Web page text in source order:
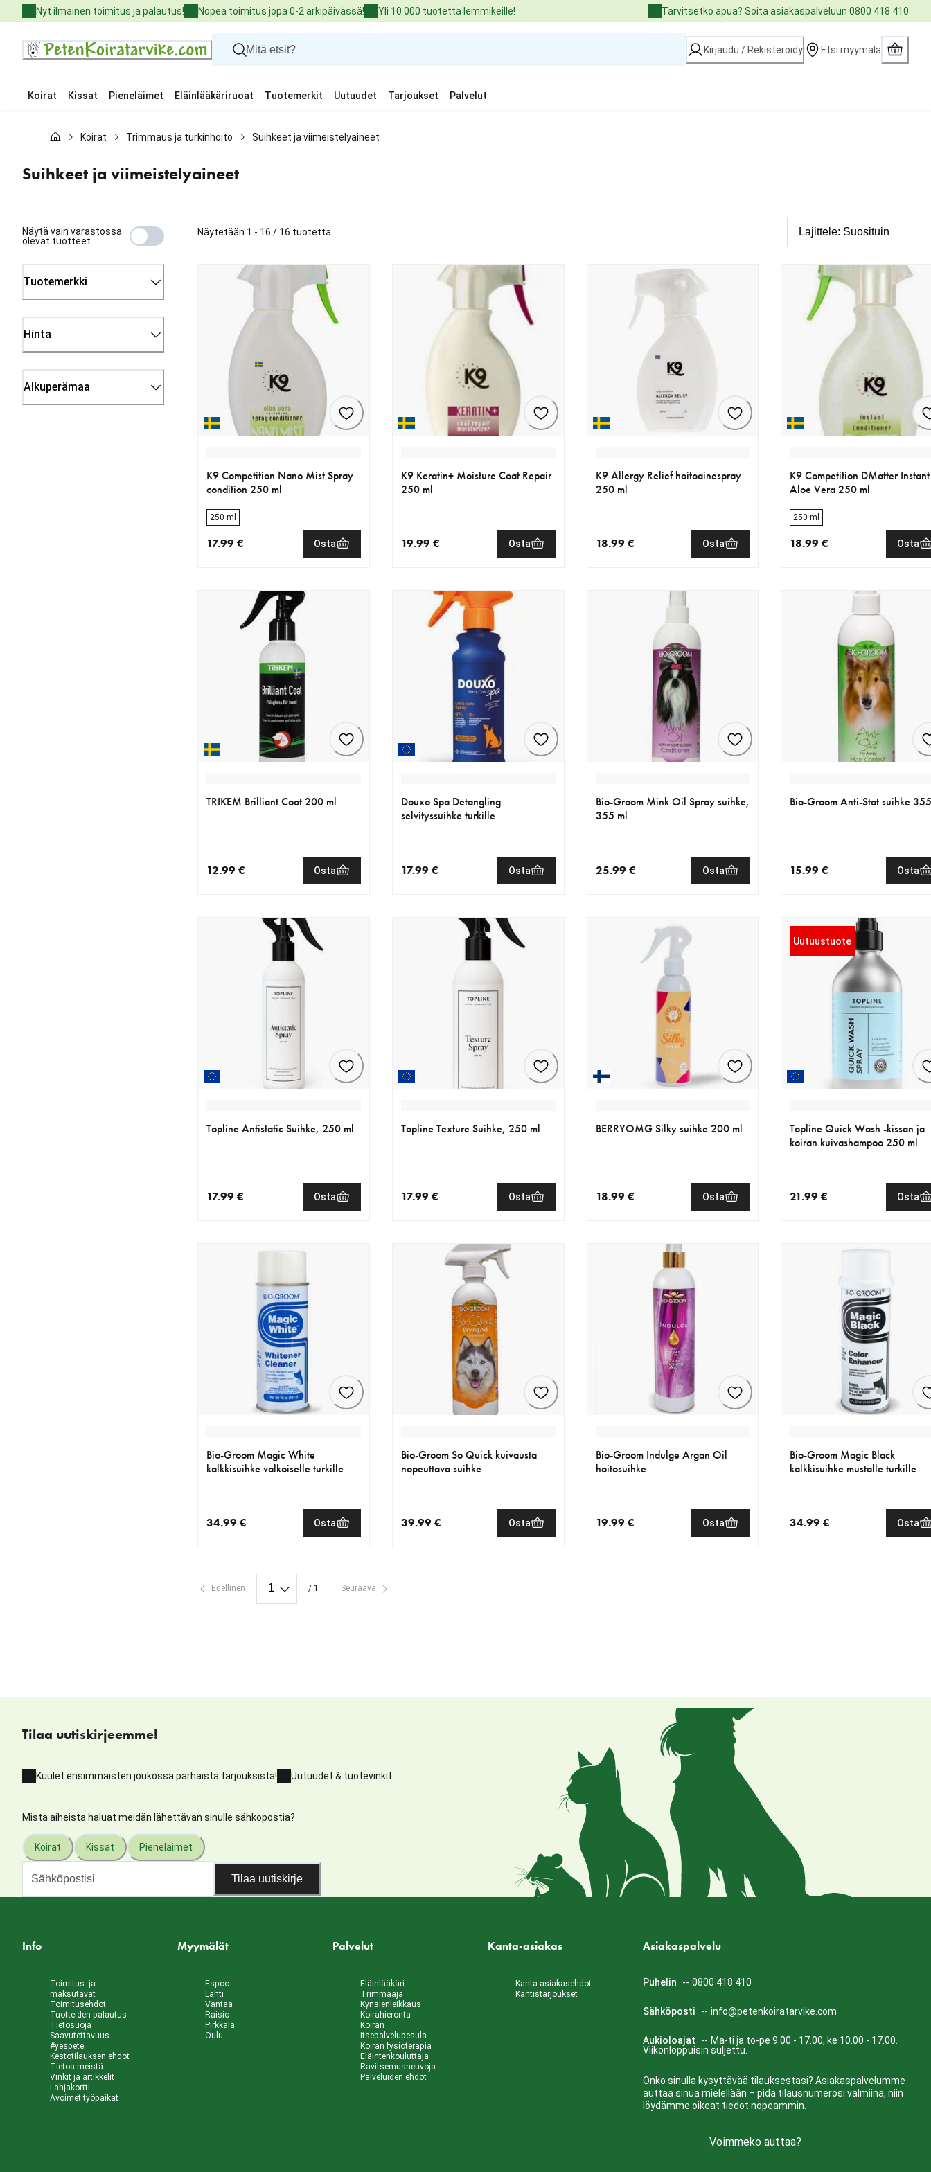
to
Nyt ilmainen toimitus ja palautus! Nopea toimitus jopa 0-2 arkipäivässä! Yli 10 000 tuotetta lemmikeille! Tarvitsetko apua? Soita asiakaspalveluun 0800 418 410
Kirjaudu / Rekisteröidy Etsi myymälä
Koirat Kissat Pieneläimet Eläinlääkäriruoat Tuotemerkit Uutuudet Tarjoukset Palvelut
Kissat
Eläinlääkäriruoat
Tuotemerkit
Palvelut
Koirat Trimmaus ja turkinhoito Suihkeet ja viimeistelyaineet
Suihkeet ja viimeistelyaineet
Näytä vain varastossa
olevat tuotteet
Tuotemerkki
Hinta
Alkuperämaa
Näytetään 1 - 16 / 16 tuotetta
K9 Competition Nano Mist Spray
condition 250 ml
250 ml
17.99 € Osta
K9 Keratin+ Moisture Coat Repair
250 ml
19.99 € Osta
K9 Allergy Relief hoitoainespray
250 ml
18.99 € Osta
K9 Competition DMatter Instant
Aloe Vera 250 ml
250 ml
18.99 € Osta
TRIKEM Brilliant Coat 200 ml
12.99 € Osta
Douxo Spa Detangling
selvityssuihke turkille
17.99 € Osta
Bio-Groom Mink Oil Spray suihke,
355 ml
25.99 € Osta
Bio-Groom Anti-Stat suihke
15.99 € Osta
Topline Antistatic Suihke, 250 ml
17.99 € Osta
Topline Texture Suihke, 250 ml
17.99 € Osta
BERRYOMG Silky suihke 200 ml
18.99 € Osta
Uutuustuote
Topline Quick Wash -kissan ja
koiran kuivashampoo 250 ml
21.99 € Osta
Bio-Groom Magic White
kalkkisuihke valkoiselle turkille
34.99 € Osta
Bio-Groom So Quick kuivausta
nopeuttava suihke
39.99 € Osta
Bio-Groom Indulge Argan Oil
hoitosuihke
19.99 € Osta
Bio-Groom Magic Black
kalkkisuihke mustalle turkille
34.99 € Osta
Edellinen / 1 Seuraava
Tilaa uutiskirjeemme!
Kuulet ensimmäisten joukossa parhaista tarjouksista! Uutuudet & tuotevinkit
Mistä aiheista haluat meidän lähettävän sinulle sähköpostia?
Koirat Kissat Pieneläimet
Tilaa uutiskirje
Info
Toimitus- ja
maksutavat
Toimitusehdot
Tuotteiden palautus
Tietosuoja
Saavutettavuus
#yespete
Kestotilauksen ehdot
Tietoa meistä
Vinkit ja artikkelit
Lahjakortti
Avoimet työpaikat
Myymälät
Espoo
Lahti
Vantaa
Raisio
Pirkkala
Oulu
Palvelut
Eläinlääkäri
Trimmaaja
Kynsienleikkaus
Koirahieronta
Koiran
itsepalvelupesula
Koiran fysioterapia
Eläintenkouluttaja
Ravitsemusneuvoja
Palveluiden ehdot
Kanta-asiakas
Kanta-asiakasehdot
Kantistarjoukset
Asiakaspalvelu
Puhelin -- 0800 418 410
Sähköposti -- info@petenkoiratarvike.com
Aukioloajat -- Ma-ti ja to-pe 9.00 - 17.00, ke 10.00 - 17.00.
Viikonloppuisin suljettu.
Onko sinulla kysyttävää tilauksestasi? Asiakaspalvelumme
auttaa sinua mielellään – pidä tilausnumerosi valmiina, niin
löydämme oikeat tiedot nopeammin.
Voimmeko auttaa?